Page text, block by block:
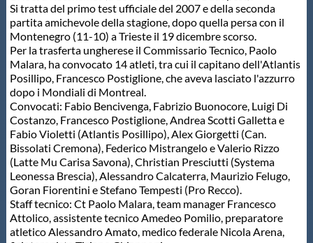
Sostenibilità
Privacy
Cookie Policy
Archivio News
Flash News
Si tratta del primo test ufficiale del 2007 e della seconda
partita amichevole della stagione, dopo quella persa con il
Montenegro (11-10) a Trieste il 19 dicembre scorso.
Per la trasferta ungherese il Commissario Tecnico, Paolo
Malara, ha convocato 14 atleti, tra cui il capitano dell'Atlantis
Posillipo, Francesco Postiglione, che aveva lasciato l'azzurro
dopo i Mondiali di Montreal.
Convocati: Fabio Bencivenga, Fabrizio Buonocore, Luigi Di
Costanzo, Francesco Postiglione, Andrea Scotti Galletta e
Fabio Violetti (Atlantis Posillipo), Alex Giorgetti (Can.
Bissolati Cremona), Federico Mistrangelo e Valerio Rizzo
(Latte Mu Carisa Savona), Christian Presciutti (Systema
Leonessa Brescia), Alessandro Calcaterra, Maurizio Felugo,
Goran Fiorentini e Stefano Tempesti (Pro Recco).
Staff tecnico: Ct Paolo Malara, team manager Francesco
Attolico, assistente tecnico Amedeo Pomilio, preparatore
atletico Alessandro Amato, medico federale Nicola Arena,